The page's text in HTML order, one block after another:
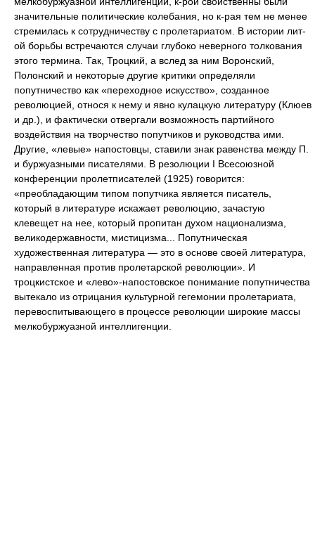
значительные политические колебания, но к-рая тем не менее
стремилась к сотрудничеству с пролетариатом. В истории лит-
ой борьбы встречаются случаи глубоко неверного толкования
этого термина. Так, Троцкий, а вслед за ним Воронский,
Полонский и некоторые другие критики определяли
попутничество как «переходное искусство», созданное
революцией, относя к нему и явно кулацкую литературу (Клюев
и др.), и фактически отвергали возможность партийного
воздействия на творчество попутчиков и руководства ими.
Другие, «левые» напостовцы, ставили знак равенства между П.
и буржуазными писателями. В резолюции I Всесоюзной
конференции пролетписателей (1925) говорится:
«преобладающим типом попутчика является писатель,
который в литературе искажает революцию, зачастую
клевещет на нее, который пропитан духом национализма,
великодержавности, мистицизма... Попутническая
художественная литература — это в основе своей литература,
направленная против пролетарской революции». И
троцкистское и «лево»-напостовское понимание попутничества
вытекало из отрицания культурной гегемонии пролетариата,
перевоспитывающего в процессе революции широкие массы
мелкобуржуазной интеллигенции.